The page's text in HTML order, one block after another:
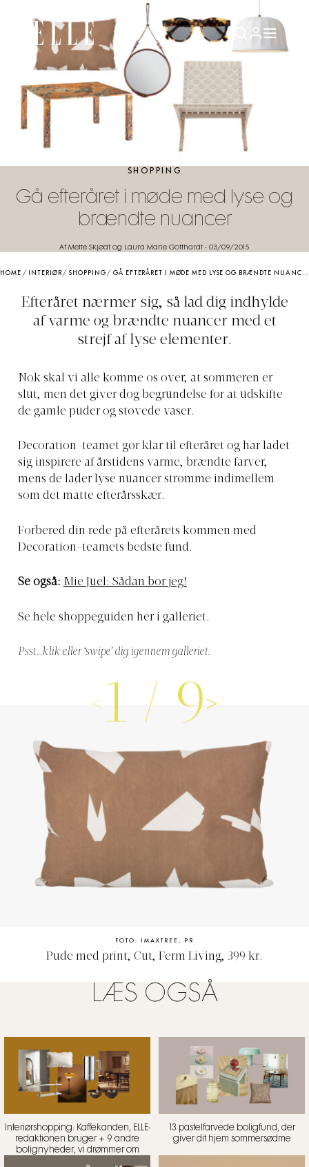
SHOPPING
Gå efteråret i møde med lyse og
brændte nuancer
Af Mette Skjødt og Laura Marie Gotthardt - 03/09/2015
HOME / INTERIØR/SHOPPING /GÅ EFTERÅRET I MØDE MED LYSE OG BRÆNDTE NUANCER
Efteråret nærmer sig, så lad dig indhylde
af varme og brændte nuancer med et
strejf af lyse elementer.
Nok skal vi alle komme os over, at sommeren er
slut, men det giver dog begrundelse for at udskifte
de gamle puder og støvede vaser.
Decoration-teamet gør klar til efteråret og har ladet
sig inspirere af årstidens varme, brændte farver,
mens de lader lyse nuancer strømme indimellem
som det matte efterårsskær.
Forbered din rede på efterårets kommen med
Decoration-teamets bedste fund.
Se også: Mie Juel: Sådan bor jeg!
Se hele shoppeguiden her i galleriet.
Psst…klik eller ‘swipe’ dig igennem galleriet.
1 / 9
FOTO: IMAXTREE, PR
Pude med print, Cut, Ferm Living, 399 kr.
LÆS OGSÅ
Interiørshopping: Kaffekanden, ELLE-
redaktionen bruger + 9 andre
bolignyheder, vi drømmer om
13 pastelfarvede boligfund, der
giver dit hjem sommersødme